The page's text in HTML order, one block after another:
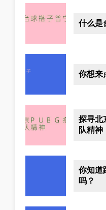
什么是
你想来
探寻北
队精神
你知道
吗？